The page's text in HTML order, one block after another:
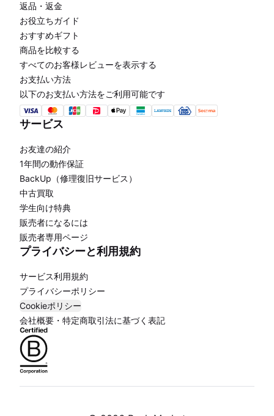
返品・返金
お役立ちガイド
おすすめギフト
商品を比較する
すべてのお客様レビューを表示する
お支払い方法
以下のお支払い方法をご利用可能です
サービス
お友達の紹介
1年間の動作保証
BackUp（修理復旧サービス）
中古買取
学生向け特典
販売者になるには
販売者専用ページ
プライバシーと利用規約
サービス利用規約
プライバシーポリシー
Cookieポリシー
会社概要・特定商取引法に基づく表記